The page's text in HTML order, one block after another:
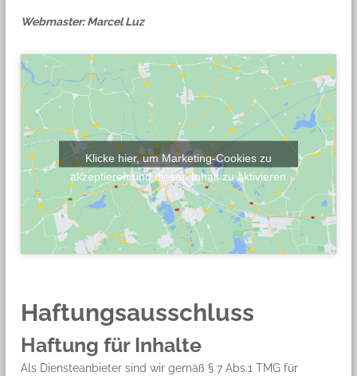
Webmaster: Marcel Luz
Klicke hier, um Marketing-Cookies zu
akzeptieren und diesen Inhalt zu aktivieren
Haftungsausschluss
Haftung für Inhalte
Als Diensteanbieter sind wir gemäß § 7 Abs.1 TMG für